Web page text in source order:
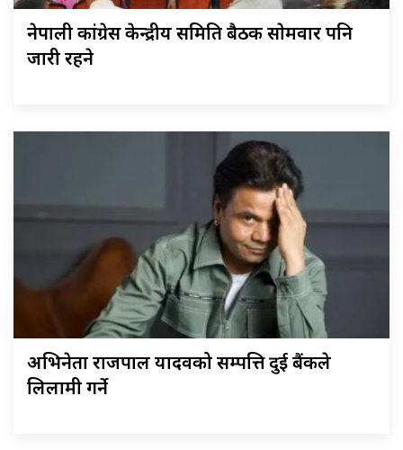
नेपाली कांग्रेस केन्द्रीय समिति बैठक साेमवार पनि
जारी रहने
अभिनेता राजपाल यादवको सम्पत्ति दुई बैंकले
लिलामी गर्ने